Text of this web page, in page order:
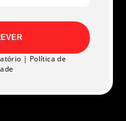
| Política de